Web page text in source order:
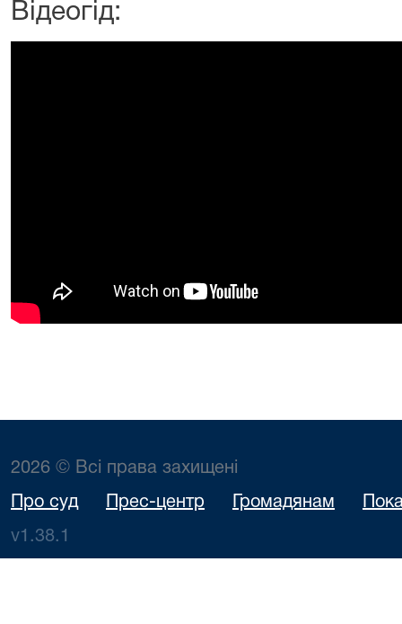
Відеогід:
2026 © Всі права захищені
Про суд Прес-центр Громадянам
v1.38.1